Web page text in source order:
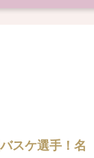
スケ選手！名